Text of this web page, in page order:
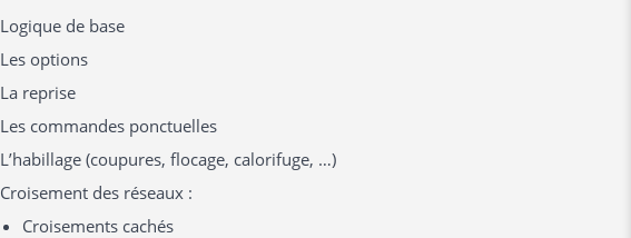
Logique de base
Les options
La reprise
Les commandes ponctuelles
L’habillage (coupures, flocage, calorifuge, …)
Croisement des réseaux :
Croisements cachés